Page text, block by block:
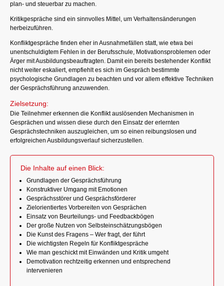
plan- und steuerbar zu machen.
Kritikgespräche sind ein sinnvolles Mittel, um Verhaltensänderungen
herbeizuführen.
Konfliktgespräche finden eher in Ausnahmefällen statt, wie etwa bei
unentschuldigtem Fehlen in der Berufsschule, Motivationsproblemen oder
Ärger mit Ausbildungsbeauftragten. Damit ein bereits bestehender Konflikt
nicht weiter eskaliert, empfiehlt es sich im Gespräch bestimmte
psychologische Grundlagen zu beachten und vor allem effektive Techniken
der Gesprächsführung anzuwenden.
Zielsetzung:
Die Teilnehmer erkennen die Konflikt auslösenden Mechanismen in
Gesprächen und wissen diese durch den Einsatz der erlernten
Gesprächstechniken auszugleichen, um so einen reibungslosen und
erfolgreichen Ausbildungsverlauf sicherzustellen.
Die Inhalte auf einen Blick:
Grundlagen der Gesprächsführung
Konstruktiver Umgang mit Emotionen
Gesprächsstörer und Gesprächsförderer
Zielorientiertes Vorbereiten von Gesprächen
Einsatz von Beurteilungs- und Feedbackbögen
Der große Nutzen von Selbsteinschätzungsbögen
Die Kunst des Fragens – Wer fragt, der führt
Die wichtigsten Regeln für Konfliktgespräche
Wie man geschickt mit Einwänden und Kritik umgeht
Demotivation rechtzeitig erkennen und entsprechend
intervenieren